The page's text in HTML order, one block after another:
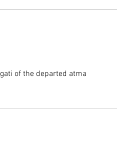
of the departed atma